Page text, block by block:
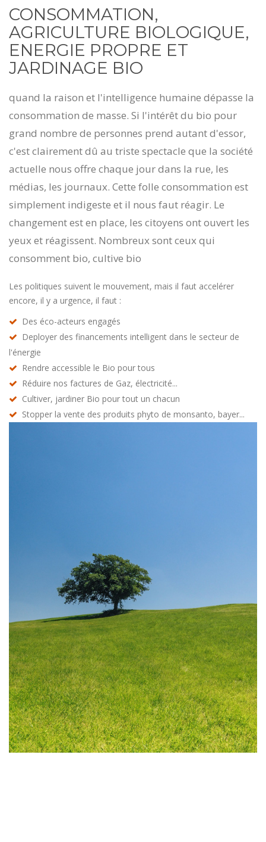
CONSOMMATION,
AGRICULTURE BIOLOGIQUE,
ENERGIE PROPRE ET
JARDINAGE BIO
quand la raison et l'intelligence humaine dépasse la
consommation de masse. Si l'intérêt du bio pour
grand nombre de personnes prend autant d'essor,
c'est clairement dû au triste spectacle que la société
actuelle nous offre chaque jour dans la rue, les
médias, les journaux. Cette folle consommation est
simplement indigeste et il nous faut réagir. Le
changement est en place, les citoyens ont ouvert les
yeux et réagissent. Nombreux sont ceux qui
consomment bio, cultive bio
Les politiques suivent le mouvement, mais il faut accelérer
encore, il y a urgence, il faut :
Des éco-acteurs engagés
Deployer des financements intelligent dans le secteur de
l'énergie
Rendre accessible le Bio pour tous
Réduire nos factures de Gaz, électricité...
Cultiver, jardiner Bio pour tout un chacun
Stopper la vente des produits phyto de monsanto, bayer...